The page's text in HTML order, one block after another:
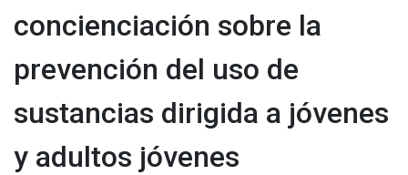
concienciación sobre la
prevención del uso de
sustancias dirigida a jóvenes
y adultos jóvenes